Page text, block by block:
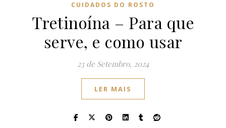
CUIDADOS DO ROSTO
Tretinoína – Para que
serve, e como usar
23 de Setembro, 2024
LER MAIS